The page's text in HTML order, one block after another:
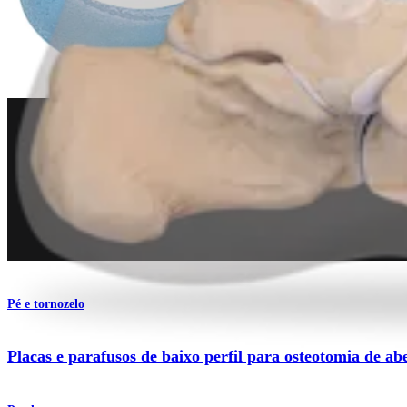
Pé e tornozelo
Placas e parafusos de baixo perfil para osteotomia de